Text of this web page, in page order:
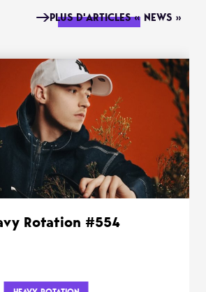
PLUS D'ARTICLES « NEWS »
Rotation #554